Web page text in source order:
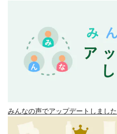
みんなの声でアップデートしました